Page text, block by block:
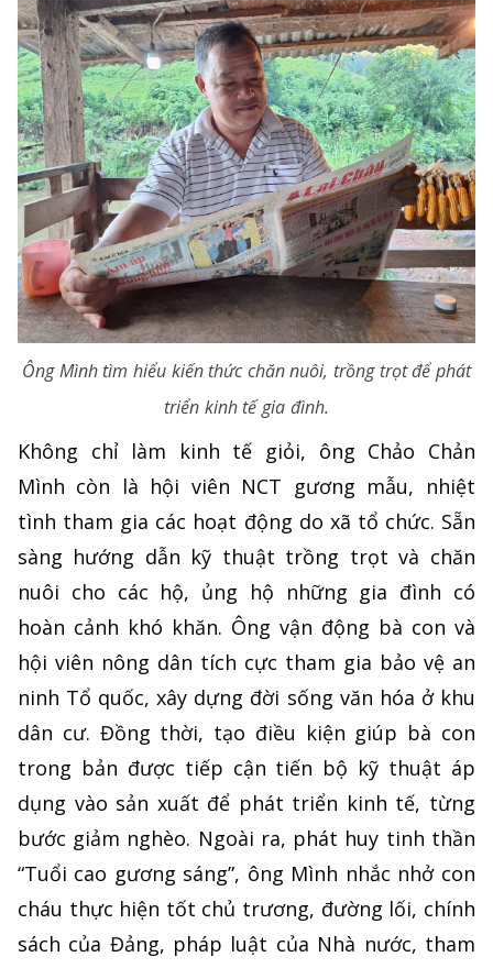
Ông Mình tìm hiểu kiến thức chăn nuôi, trồng trọt để phát
triển kinh tế gia đình.
Không chỉ làm kinh tế giỏi, ông Chảo Chản
Mình còn là hội viên NCT gương mẫu, nhiệt
tình tham gia các hoạt động do xã tổ chức. Sẵn
sàng hướng dẫn kỹ thuật trồng trọt và chăn
nuôi cho các hộ, ủng hộ những gia đình có
hoàn cảnh khó khăn. Ông vận động bà con và
hội viên nông dân tích cực tham gia bảo vệ an
ninh Tổ quốc, xây dựng đời sống văn hóa ở khu
dân cư. Đồng thời, tạo điều kiện giúp bà con
trong bản được tiếp cận tiến bộ kỹ thuật áp
dụng vào sản xuất để phát triển kinh tế, từng
bước giảm nghèo. Ngoài ra, phát huy tinh thần
“Tuổi cao gương sáng”, ông Mình nhắc nhở con
cháu thực hiện tốt chủ trương, đường lối, chính
sách của Đảng, pháp luật của Nhà nước, tham